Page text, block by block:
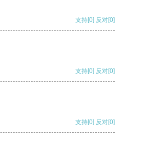
支持[0] 反对[0]
支持[0] 反对[0]
支持[0] 反对[0]